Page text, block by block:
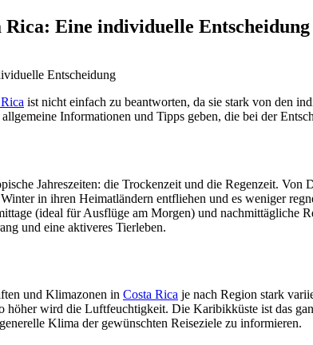
Rica: Eine individuelle Entscheidung
ist nicht einfach zu beantworten, da sie stark von den
Informationen und Tipps geben, die bei der
Jahreszeiten: die Trockenzeit und die Regenzeit.
in ihren Heimatländern entfliehen und es weniger
(ideal für Ausflüge am Morgen) und nachmittägliche
und eine aktiveres Tierleben.
und Klimazonen in Costa Rica je nach Region stark
höher wird die Luftfeuchtigkeit. Die Karibikküste ist das
Klima der gewünschten Reiseziele zu informieren.